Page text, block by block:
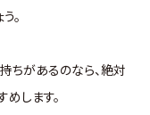
。
ちがあるのなら、絶対
します。